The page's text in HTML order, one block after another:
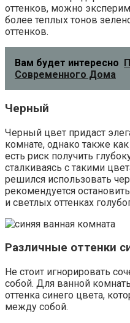
оттенков, можно
более теплых тонов
оттенков.
Вам будет интересно
Современного Дома
Черный
Черный цвет придаст
комнате, однако также
есть риск получить
сталкиваясь с такими
решился использовать
рекомендуется
и светлых оттенках
Различные оттенки
Не стоит игнорировать
собой. Для ванной
оттенка синего цвета,
между собой.